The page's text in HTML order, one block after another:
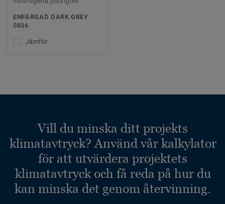
ENFÄRGAD DARK GREY
0836
Jämför
Vill du minska ditt projekts
klimatavtryck? Använd vår kalkylator
för att utvärdera projektets
klimatavtryck och få reda på hur du
kan minska det genom återvinning.